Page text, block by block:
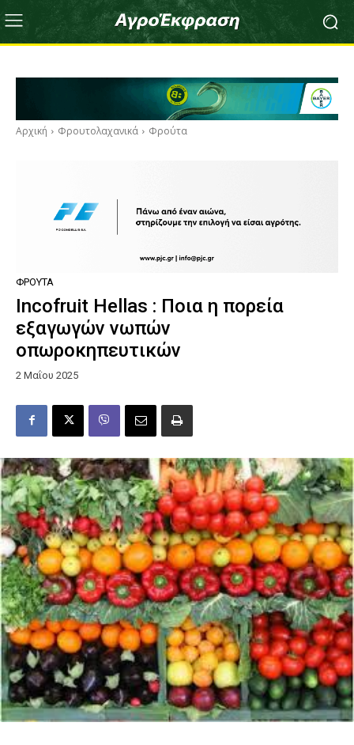
Αρχική Φρουτολαχανικά Φρούτα
ΦΡΟΎΤΑ
Incofruit Hellas : Ποια η πορεία
εξαγωγών νωπών
οπωροκηπευτικών
2 Μαΐου 2025